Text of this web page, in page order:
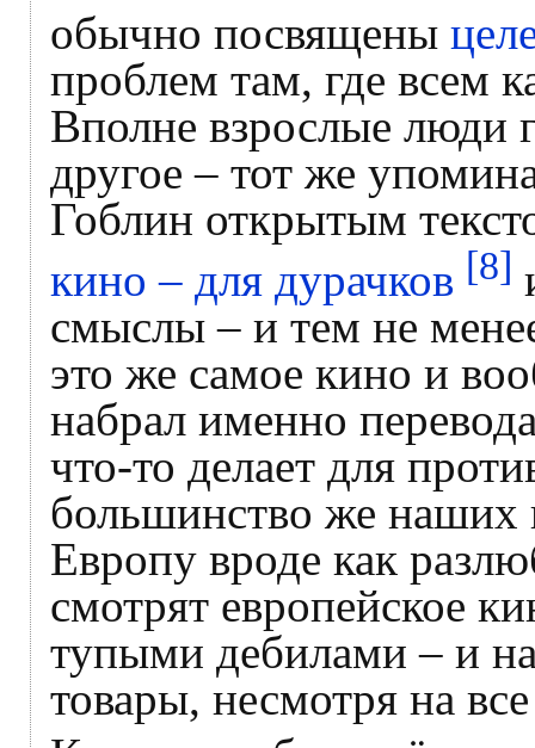
обычно посвящены
проблем там, где всем
Вполне взрослые люди
другое – тот же
Гоблин открытым
кино – для дурачков [8]
смыслы – и тем не
это же самое кино и
набрал именно
что-то делает для
большинство же наших
Европу вроде как
смотрят европейское
тупыми дебилами – и
товары, несмотря на